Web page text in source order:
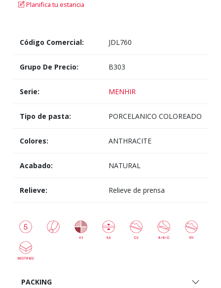
Planifica tu estancia
Código Comercial: JDL760
Grupo De Precio: B303
Serie: MENHIR
Tipo de pasta: PORCELANICO COLOREADO
Colores: ANTHRACITE
Acabado: NATURAL
Relieve: Relieve de prensa
PACKING